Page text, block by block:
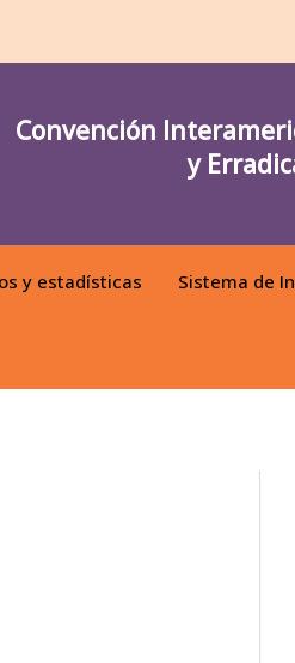
Convención
y
y estadísticas Sistema de